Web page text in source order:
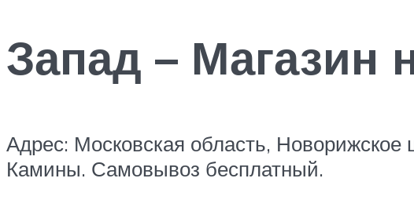
Запад – Магазин
Адрес: Московская область,
Камины. Самовывоз бесплатный.